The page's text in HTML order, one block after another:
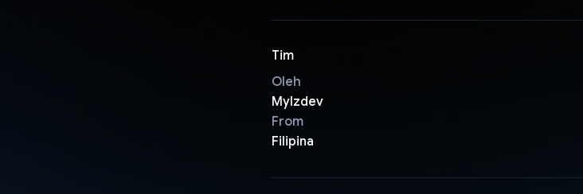
Tim
Oleh
Mylzdev
From
Filipina